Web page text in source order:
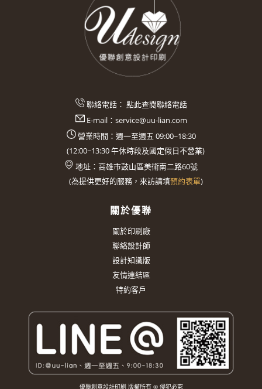
聯絡電話： 點此查閱聯絡電話
E-mail： service@uu-lian.com
營業時間：週一至週五 09:00~18:30
(12:00~13:30午休時段及國定假日不營業)
地址： 高雄市鼓山區美術南二路60號
(為提供更好的服務，來訪請填預約表單)
關於優聯
關於印刷廠
聯絡設計師
設計知識版
友情連結區
特約客戶
優聯創意設計印刷 版權所有 © 侵犯必究